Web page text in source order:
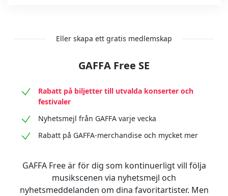
Eller skapa ett gratis medlemskap
GAFFA Free SE
Rabatt på biljetter till utvalda konserter och
festivaler
Nyhetsmejl från GAFFA varje vecka
Rabatt på GAFFA-merchandise och mycket mer
GAFFA Free är för dig som kontinuerligt vill följa
musikscenen via nyhetsmejl och
nyhetsmeddelanden om dina favoritartister. Men